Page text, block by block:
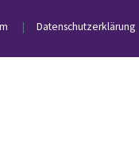
| Datenschutzerklärung